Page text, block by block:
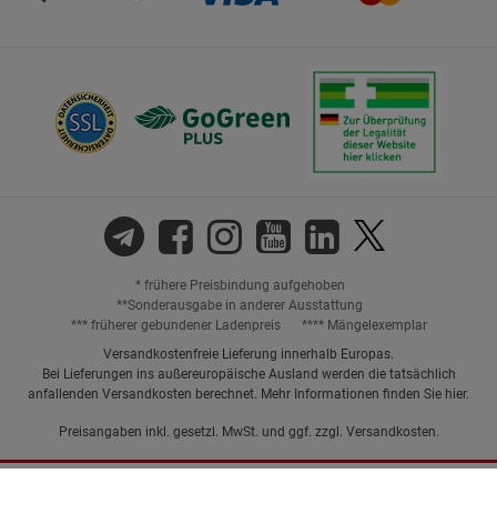
* frühere Preisbindung aufgehoben
**Sonderausgabe in anderer Ausstattung
*** früherer gebundener Ladenpreis
**** Mängelexemplar
Versandkostenfreie Lieferung innerhalb Europas.
Bei Lieferungen ins außereuropäische Ausland werden die tatsächlich
anfallenden Versandkosten berechnet. Mehr Informationen finden Sie hier.
Preisangaben inkl. gesetzl. MwSt. und ggf. zzgl. Versandkosten.